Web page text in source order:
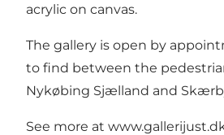
acrylic on canvas.
The gallery is open by
to find between the
Nykøbing Sjælland and
See more at